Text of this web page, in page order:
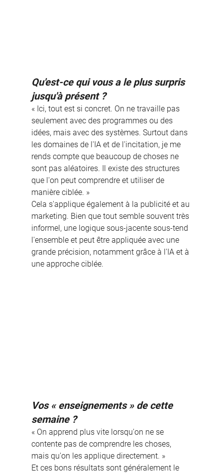
Qu'est-ce qui vous a le plus surpris
jusqu'à présent ?
« Ici, tout est si concret. On ne travaille pas
seulement avec des programmes ou des
idées, mais avec des systèmes. Surtout dans
les domaines de l'IA et de l'incitation, je me
rends compte que beaucoup de choses ne
sont pas aléatoires. Il existe des structures
que l'on peut comprendre et utiliser de
manière ciblée. »
Cela s'applique également à la publicité et au
marketing. Bien que tout semble souvent très
informel, une logique sous-jacente sous-tend
l'ensemble et peut être appliquée avec une
grande précision, notamment grâce à l'IA et à
une approche ciblée.
Vos « enseignements » de cette
semaine ?
« On apprend plus vite lorsqu'on ne se
contente pas de comprendre les choses,
mais qu'on les applique directement. »
Et ces bons résultats sont généralement le